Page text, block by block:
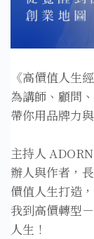
《高價值人生
為講師、顧問
帶你用品牌力
主持人
辦人與作者，
價值人生打造
我到高價轉型
人生！